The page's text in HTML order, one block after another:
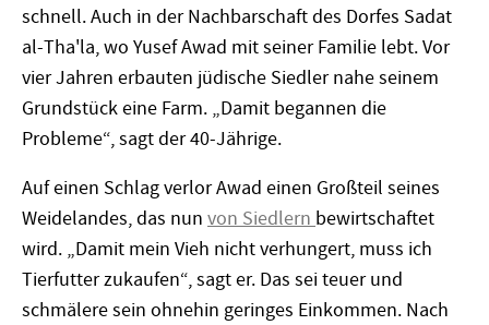
schnell. Auch in der Nachbarschaft des Dorfes Sadat
al-Tha'la, wo Yusef Awad mit seiner Familie lebt. Vor
vier Jahren erbauten jüdische Siedler nahe seinem
Grundstück eine Farm. „Damit begannen die
Probleme“, sagt der 40-Jährige.
Auf einen Schlag verlor Awad einen Großteil seines
Weidelandes, das nun von Siedlern bewirtschaftet
wird. „Damit mein Vieh nicht verhungert, muss ich
Tierfutter zukaufen“, sagt er. Das sei teuer und
schmälere sein ohnehin geringes Einkommen. Nach